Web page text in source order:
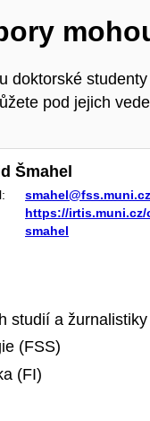
doktorské
pod jejich
Šmahel
smahel@fss.muni.cz
https://
smahel
studií a
(FSS)
(FI)